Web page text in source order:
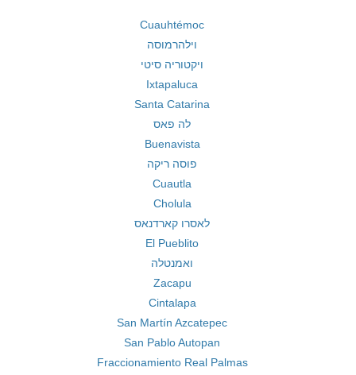
Cuauhtémoc
וילהרמוסה
ויקטוריה סיטי
Ixtapaluca
Santa Catarina
לה פאס
Buenavista
פוסה ריקה
Cuautla
Cholula
לאסרו קארדנאס
El Pueblito
ואמנטלה
Zacapu
Cintalapa
San Martín Azcatepec
San Pablo Autopan
Fraccionamiento Real Palmas